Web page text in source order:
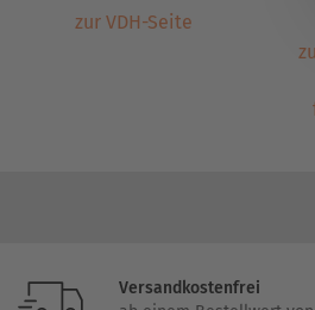
zur VDH-Seite
Versandkostenfrei